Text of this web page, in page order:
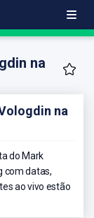
na
na
do Mark
com datas,
ao vivo estão